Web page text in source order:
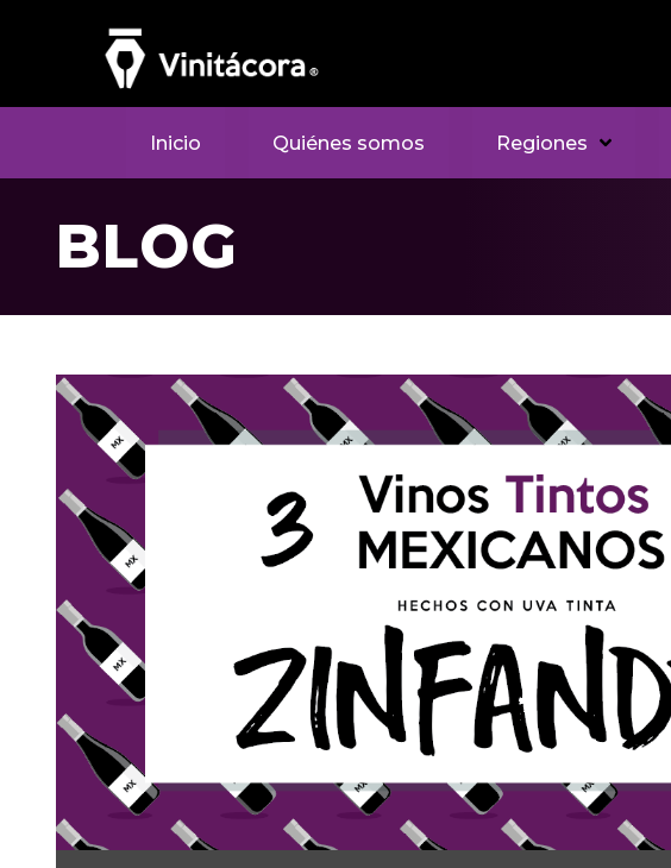
Inicio Quiénes somos Regiones
BLOG